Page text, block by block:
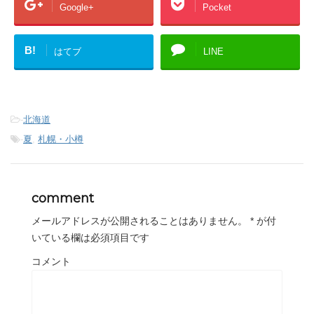
Google+ Pocket
B! はてブ LINE
-北海道
-夏, 札幌・小樽
comment
メールアドレスが公開されることはありません。 * が付
いている欄は必須項目です
コメント